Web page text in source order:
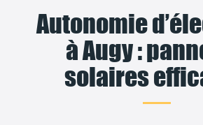
Autonomie
à Augy :
solaires